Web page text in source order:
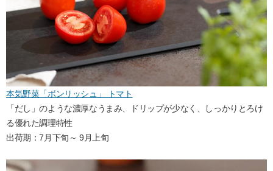
本気野菜「ボンリッシュ」 トマト
「だし」のような濃厚なうまみ、ドリップが少なく、しっかりとろけ
る優れた調理特性
出荷期：7月下旬～ 9月上旬